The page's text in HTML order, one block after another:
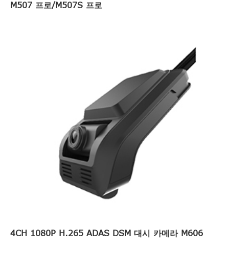
M507 프로/M507S 프로
4CH 1080P H.265 ADAS DSM 대시 카메라 M606